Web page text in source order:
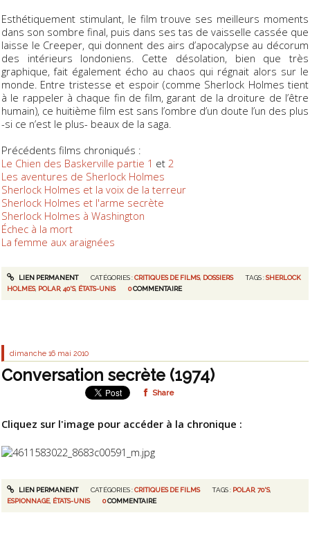
Esthétiquement stimulant, le film trouve ses meilleurs moments
dans son sombre final, puis dans ses tas de vaisselle cassée que
laisse le Creeper, qui donnent des airs d’apocalypse au décorum
des intérieurs londoniens. Cette désolation, bien que très
graphique, fait également écho au chaos qui régnait alors sur le
monde. Entre tristesse et espoir (comme Sherlock Holmes tient
à le rappeler à chaque fin de film, garant de la droiture de l’être
humain), ce huitième film est sans l’ombre d’un doute l’un des plus
-si ce n’est le plus- beaux de la saga.
Précédents films chroniqués :
Le Chien des Baskerville partie 1 et 2
Les aventures de Sherlock Holmes
Sherlock Holmes et la voix de la terreur
Sherlock Holmes et l'arme secrète
Sherlock Holmes à Washington
Échec à la mort
La femme aux araignées
LIEN PERMANENT CATÉGORIES :CRITIQUES DE FILMS, DOSSIERS TAGS :SHERLOCK
HOLMES, POLAR,40'S, ÉTATS-UNIS 0COMMENTAIRE
dimanche 16 mai 2010
Conversation secrète (1974)
Share
Cliquez sur l'image pour accéder à la chronique :
LIEN PERMANENT CATÉGORIES :CRITIQUES DE FILMS TAGS : POLAR,70'S,
ESPIONNAGE ÉTATS-UNIS 0COMMENTAIRE